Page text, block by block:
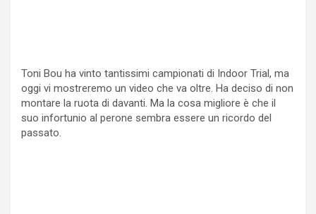
Toni Bou ha vinto tantissimi campionati di Indoor Trial, ma
oggi vi mostreremo un video che va oltre. Ha deciso di non
montare la ruota di davanti. Ma la cosa migliore è che il
suo infortunio al perone sembra essere un ricordo del
passato.